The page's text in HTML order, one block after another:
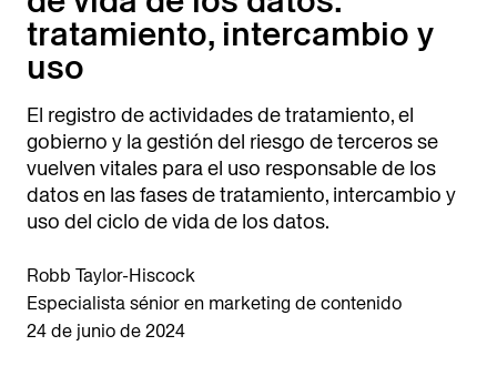
tratamiento, intercambio y
uso
El registro de actividades de tratamiento, el
gobierno y la gestión del riesgo de terceros se
vuelven vitales para el uso responsable de los
datos en las fases de tratamiento, intercambio y
uso del ciclo de vida de los datos.
Robb Taylor-Hiscock
Especialista sénior en marketing de contenido
24 de junio de 2024